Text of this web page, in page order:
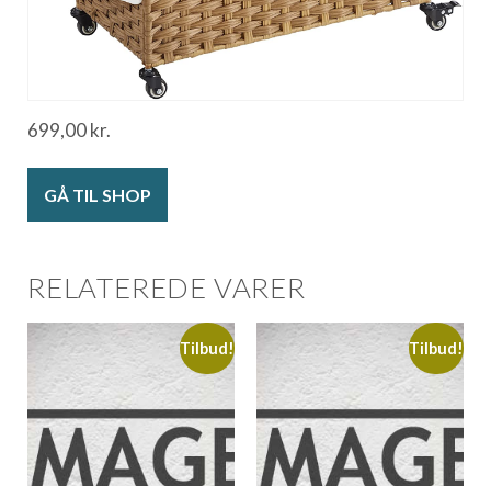
699,00kr.
GÅ TIL SHOP
RELATEREDE VARER
Tilbud! Tilbud!